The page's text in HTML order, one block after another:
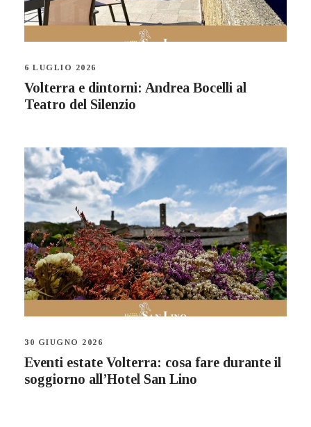
6 LUGLIO 2026
Volterra e dintorni: Andrea Bocelli al
Teatro del Silenzio
30 GIUGNO 2026
Eventi estate Volterra: cosa fare durante il
soggiorno all’Hotel San Lino